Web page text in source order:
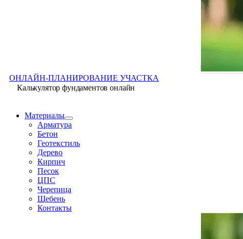
ОНЛАЙН-ПЛАНИРОВАНИЕ УЧАСТКА
Калькулятор фундаментов онлайн
Материалы
Арматура
Бетон
Геотекстиль
Дерево
Кирпич
Песок
ЦПС
Черепица
Щебень
Контакты